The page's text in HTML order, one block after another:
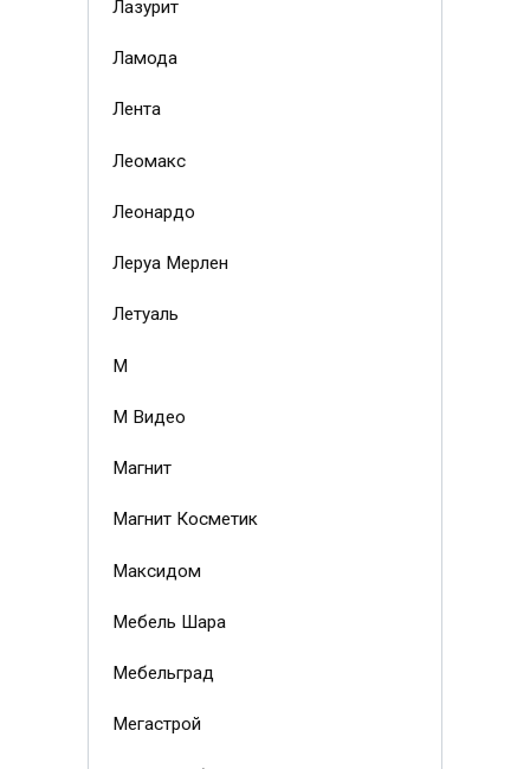
Лазурит
Ламода
Лента
Леомакс
Леонардо
Леруа Мерлен
Летуаль
М
М Видео
Магнит
Магнит Косметик
Максидом
Мебель Шара
Мебельград
Мегастрой